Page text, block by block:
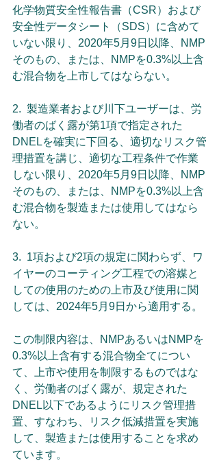
化学物質安全性報告書（CSR）および
安全性データシート（SDS）に含めて
いない限り、2020年5月9日以降、NMP
そのもの、または、NMPを0.3%以上含
む混合物を上市してはならない。
2.  製造業者および川下ユーザーは、労
働者のばく露が第1項で指定された
DNELを確実に下回る、適切なリスク管
理措置を講じ、適切な工程条件で作業
しない限り、2020年5月9日以降、NMP
そのもの、または、NMPを0.3%以上含
む混合物を製造または使用してはなら
ない。
3.  1項および2項の規定に関わらず、ワ
イヤーのコーティング工程での溶媒と
しての使用のための上市及び使用に関
しては、2024年5月9日から適用する。
この制限内容は、NMPあるいはNMPを
0.3%以上含有する混合物全てについ
て、上市や使用を制限するものではな
く、労働者のばく露が、規定された
DNEL以下であるようにリスク管理措
置、すなわち、リスク低減措置を実施
して、製造または使用することを求め
ています。